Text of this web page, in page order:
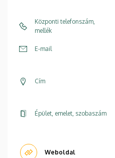
Központi telefonszám,
mellék
E-mail
Cím
Épület, emelet, szobaszám
Weboldal